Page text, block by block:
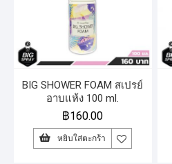
BIG SHOWER FOAM สเปรย์
อาบแห้ง 100 ml.
฿160.00
หยิบใส่ตะกร้า